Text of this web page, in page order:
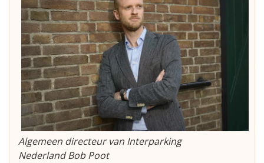
Algemeen directeur van Interparking
Nederland Bob Poot